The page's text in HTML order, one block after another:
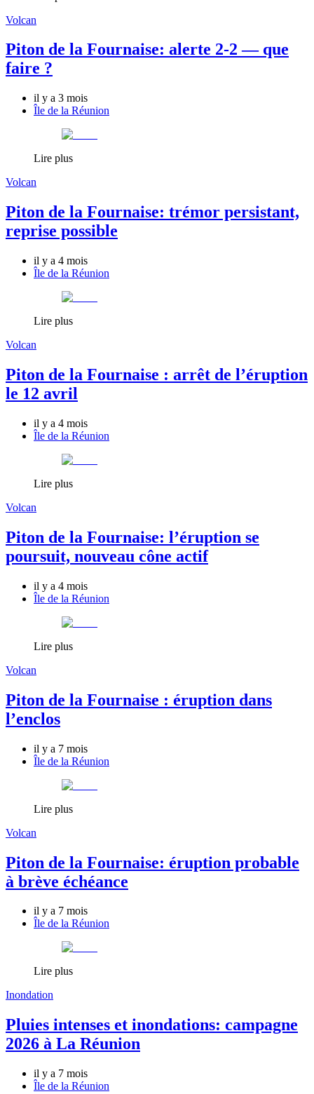
Volcan
Piton de la Fournaise: alerte 2-2 — que
faire ?
il y a 3 mois
Île de la Réunion
Lire plus
Volcan
Piton de la Fournaise: trémor persistant,
reprise possible
il y a 4 mois
Île de la Réunion
Lire plus
Volcan
Piton de la Fournaise : arrêt de l’éruption
le 12 avril
il y a 4 mois
Île de la Réunion
Lire plus
Volcan
Piton de la Fournaise: l’éruption se
poursuit, nouveau cône actif
il y a 4 mois
Île de la Réunion
Lire plus
Volcan
Piton de la Fournaise : éruption dans
l’enclos
il y a 7 mois
Île de la Réunion
Lire plus
Volcan
Piton de la Fournaise: éruption probable
à brève échéance
il y a 7 mois
Île de la Réunion
Lire plus
Inondation
Pluies intenses et inondations: campagne
2026 à La Réunion
il y a 7 mois
Île de la Réunion